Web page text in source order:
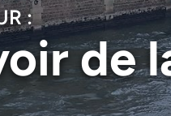
:
de